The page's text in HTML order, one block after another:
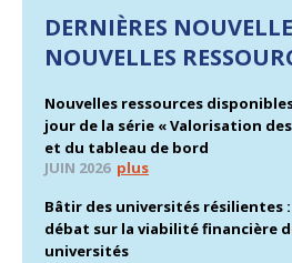
DERNIÈRES
NOUVELLES
Nouvelles ressources
jour de la série « Valorisation
et du tableau de bord
JUIN 2026 plus
Bâtir des universités résilientes
débat sur la viabilité financière
universités